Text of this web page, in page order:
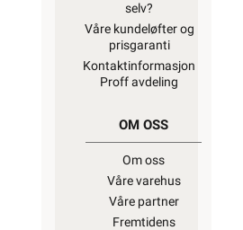
selv?
Våre kundeløfter og
prisgaranti
Kontaktinformasjon
Proff avdeling
OM OSS
Om oss
Våre varehus
Våre partner
Fremtidens